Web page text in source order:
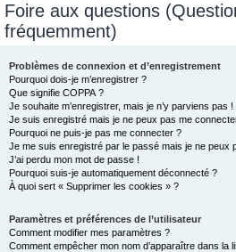
Foire aux questions
fréquemment)
Problèmes de connexion et d’enregistrement
Pourquoi dois-je m’enregistrer ?
Que signifie COPPA ?
Je souhaite m’enregistrer, mais je n’y parviens pas !
Je suis enregistré mais je ne peux pas me
Pourquoi ne puis-je pas me connecter ?
Je me suis enregistré par le passé mais je ne peux
J’ai perdu mon mot de passe !
Pourquoi suis-je automatiquement déconnecté ?
À quoi sert « Supprimer les cookies » ?
Paramètres et préférences de l’utilisateur
Comment modifier mes paramètres ?
Comment empêcher mon nom d’apparaître dans la